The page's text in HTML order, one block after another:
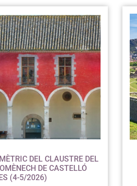
DEL CLAUSTRE DEL
DE CASTELLÓ
(4-5/2026)